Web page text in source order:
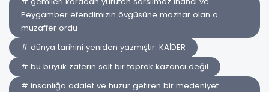
Peygamber efendimizin övgüsüne mazhar olan o
muzaffer ordu
# dünya tarihini yeniden yazmıştır. KAİDER
# bu büyük zaferin salt bir toprak kazancı değil
# insanlığa adalet ve huzur getiren bir medeniyet